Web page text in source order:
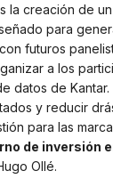
la creación de un
para
futuros
a los
datos de
y reducir
para las
de inversión
Ollé.